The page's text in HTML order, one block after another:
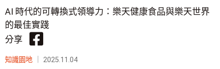
AI 時代的可轉換式領導力：樂天健康食品與樂天世界
的最佳實踐
分享
知識園地 2025.11.04